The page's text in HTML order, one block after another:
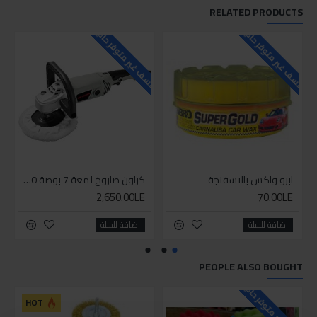
RELATED PRODUCTS
للاسف غير متوفر حاليا
ابرو واكس بالاسفنجة
70.00LE
اضافة للسلة
للاسف غير متوفر حاليا
كراون صاروخ لمعة 7 بوصة 1300 وات
2,650.00LE
اضافة للسلة
PEOPLE ALSO BOUGHT
HOT